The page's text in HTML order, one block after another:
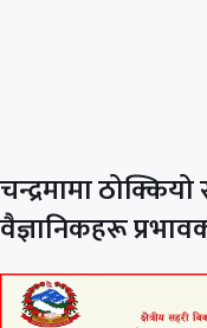
चन्द्रमामा
वैज्ञानिकहरू